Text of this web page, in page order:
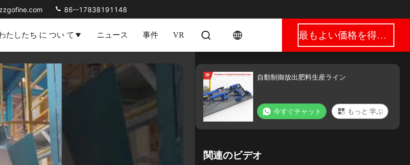
86--17838191148
たしたち に つい て ニュース 事件 VR 最もよい価格を得なさい
自動制御放出肥料生産ライン
今すぐチャット もっと 学ぶ
関連のビデオ